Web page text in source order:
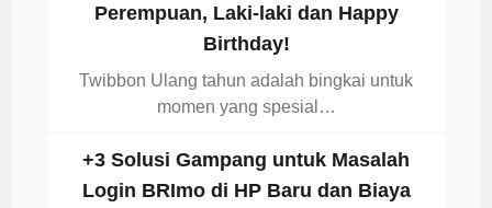
Perempuan, Laki-laki dan Happy
Birthday!
Twibbon Ulang tahun adalah bingkai untuk
momen yang spesial…
+3 Solusi Gampang untuk Masalah
Login BRImo di HP Baru dan Biaya